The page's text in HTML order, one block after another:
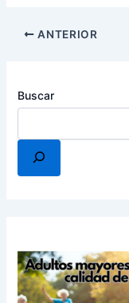
ANTERIOR
Buscar